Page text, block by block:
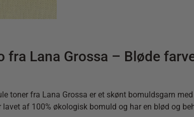
fra Lana Grossa – Bløde
toner fra Lana Grossa er et skønt bomuldsgarn
af 100% økologisk bomuld og har en blød og